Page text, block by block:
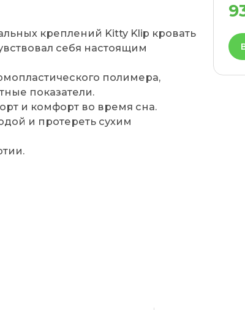
креплений Kitty Klip кровать
себя настоящим
полимера,
показатели.
и комфорт во время сна.
и протереть сухим